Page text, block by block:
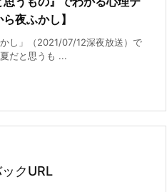
夜ふかし】
かし」（2021/07/12深夜放送）で
だと思うも ...
クURL